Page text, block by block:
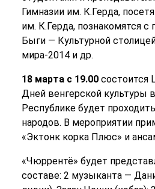
Гимназии им. К.Герда,
им. К.Герда, познакомятся
Быги — Культурной
мира-2014 и др.
18 марта с 19.00состоится
Дней венгерской культуры
Республике будет
народов. В мероприятии
«Эктонк корка Плюс» и
«Чюррентё» будет
составе: 2 музыканта —